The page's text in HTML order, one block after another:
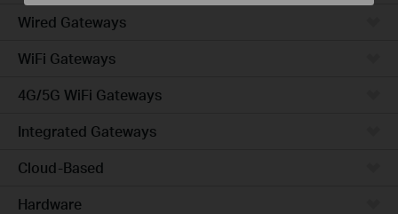
Wired Gateways
WiFi Gateways
4G/5G WiFi Gateways
Integrated Gateways
Cloud-Based
Hardware